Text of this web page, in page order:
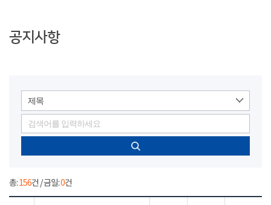
공지사항
제목
총:156건 / 금일:0건